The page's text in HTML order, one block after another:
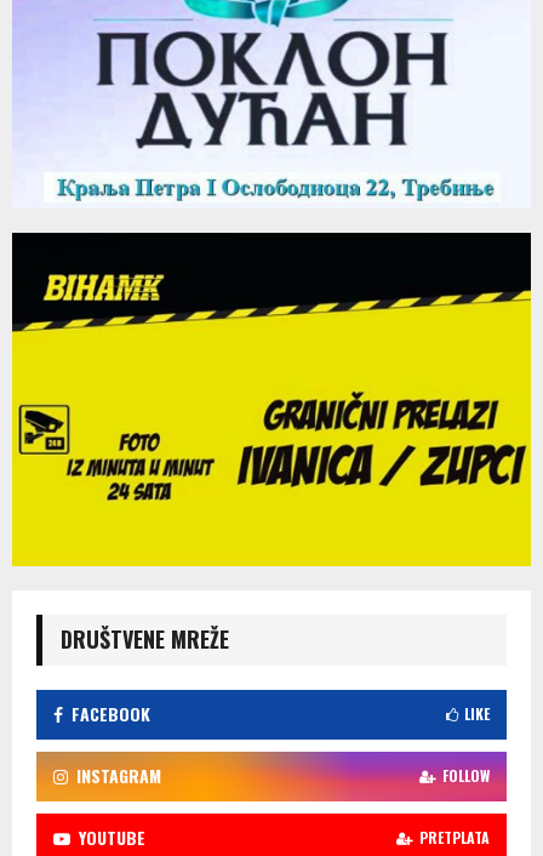
DRUŠTVENE MREŽE
FACEBOOK LIKE
INSTAGRAM FOLLOW
YOUTUBE PRETPLATA